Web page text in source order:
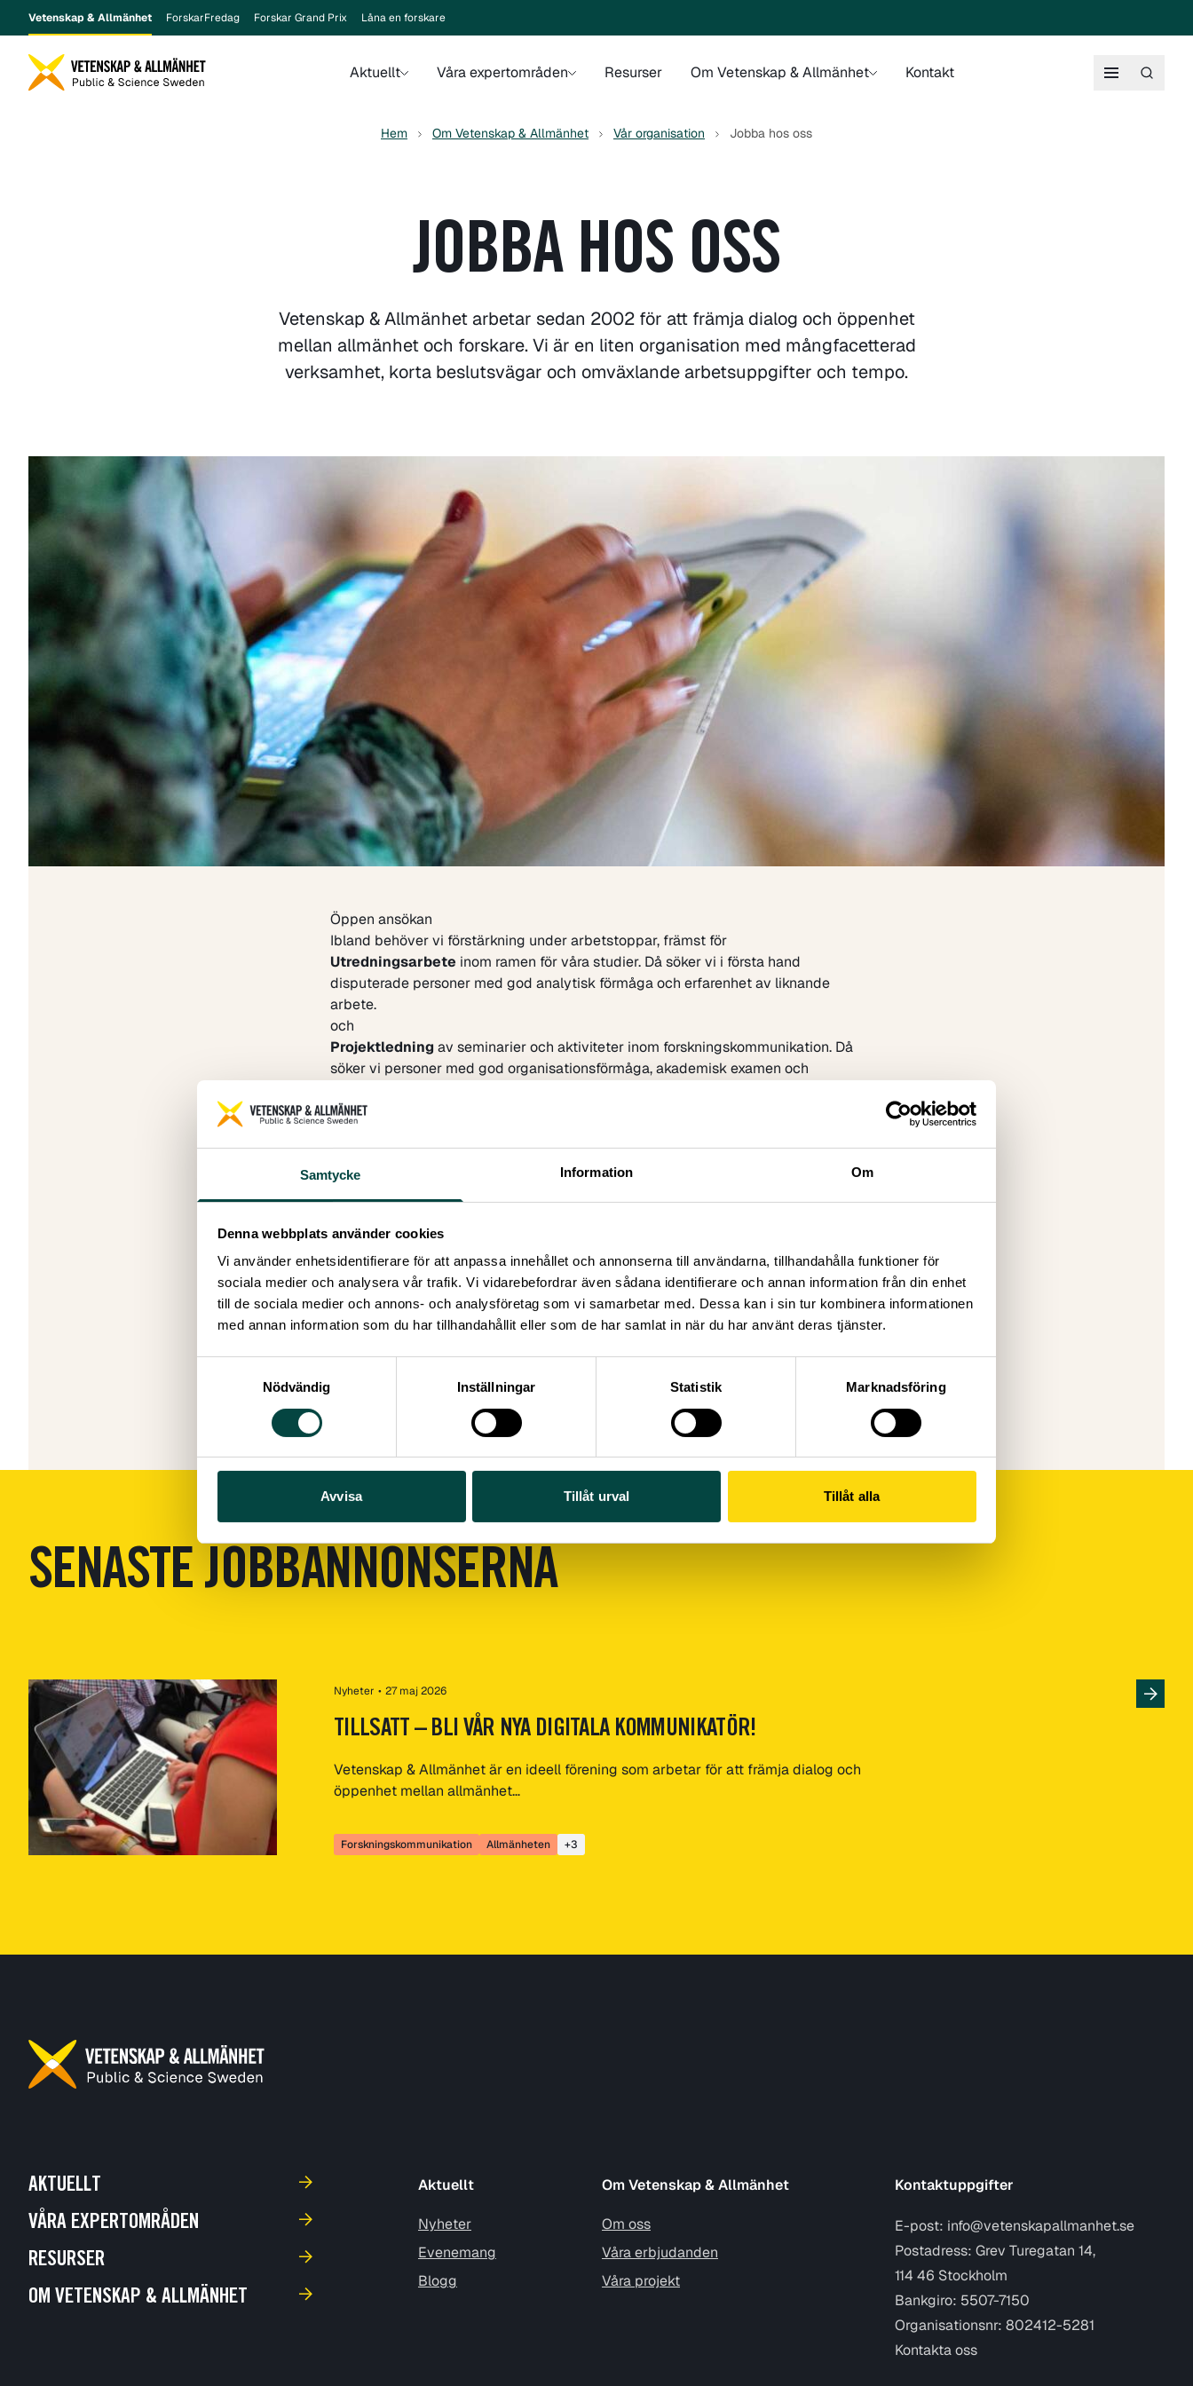
Samtycke Information Om
Denna webbplats använder cookies
Vi använder enhetsidentifierare för att anpassa innehållet och annonserna till användarna, tillhandahålla funktioner för
sociala medier och analysera vår trafik. Vi vidarebefordrar även sådana identifierare och annan information från din enhet
till de sociala medier och annons- och analysföretag som vi samarbetar med. Dessa kan i sin tur kombinera informationen
med annan information som du har tillhandahållit eller som de har samlat in när du har använt deras tjänster.
Nödvändig
Inställningar Statistik Marknadsföring
Avvisa Tillåt urval Tillåt alla
Vetenskap & Allmänhet ForskarFredag Forskar Grand Prix Låna en forskare
Aktuellt Våra expertområden Resurser Om Vetenskap & Allmänhet Kontakt
Hem Om Vetenskap & Allmänhet Vår organisation Jobba hos oss
JOBBA HOS OSS
Vetenskap & Allmänhet arbetar sedan 2002 för att främja dialog och öppenhet
mellan allmänhet och forskare. Vi är en liten organisation med mångfacetterad
verksamhet, korta beslutsvägar och omväxlande arbetsuppgifter och tempo.
Öppen ansökan
Ibland behöver vi förstärkning under arbetstoppar, främst för
Utredningsarbete inom ramen för våra studier. Då söker vi i första hand
disputerade personer med god analytisk förmåga och erfarenhet av liknande
arbete.
och
Projektledning av seminarier och aktiviteter inom forskningskommunikation. Då
söker vi personer med god organisationsförmåga, akademisk examen och
Att kunna uttrycka sig väl i tal och skrift på både svenska och engelska är
kommunicera och samarbeta med andra.
Är du intresserad av framtida uppdrag hos oss?
Välkommen att skicka ditt CV tillsammans med några rader om dig själv och
Praktik
Vi tar emotpraktikanteråret om. Vanligen är det doktorander som via sina
universitet fått möjlighet att praktisera på en annan organisation, men vi
välkomnar även praktikanter inom ramen för kandidat- eller masterutbildningar.
Är du intresserad av att praktisera hos oss?
SENASTE JOBBANNONSERNA
Nyheter • 27 maj 2026
TILLSATT – BLI VÅR NYA DIGITALA KOMMUNIKATÖR!
Vetenskap & Allmänhet är en ideell förening som arbetar för att främja dialog och
öppenhet mellan allmänhet…
Forskningskommunikation Allmänheten +3
AKTUELLT
VÅRA EXPERTOMRÅDEN
RESURSER
OM VETENSKAP & ALLMÄNHET
Aktuellt
Nyheter
Evenemang
Blogg
Om Vetenskap & Allmänhet
Om oss
Våra erbjudanden
Våra projekt
Kontaktuppgifter
E-post: info@vetenskapallmanhet.se
Postadress: Grev Turegatan 14,
114 46 Stockholm
Bankgiro: 5507-7150
Organisationsnr: 802412-5281
Kontakta oss